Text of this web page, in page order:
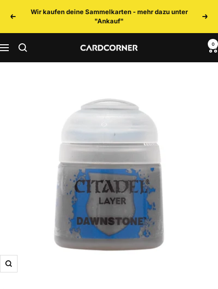
zumZurück
Wir kaufen deine Sammelkarten - mehr dazu unter
"Ankauf"
Navigation CARDCORNER 0
Zoom